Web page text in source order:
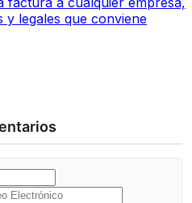
y legales que conviene